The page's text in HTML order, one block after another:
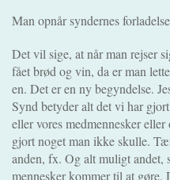
Man opnår syndernes
Det vil sige, at når man rejser
fået brød og vin, da er man
en. Det er en ny begyndelse.
Synd betyder alt det vi har
eller vores medmennesker
gjort noget man ikke skulle.
anden, fx. Og alt muligt andet,
mennesker kommer til at gøre.